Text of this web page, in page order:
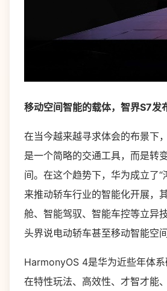
移动空间智能的载体，智界S7发
在当今越来越寻求体会的布景下
是一个简略的交通工具，而是转
间。在这个趋势下，华为成立了“
来推动轿车行业的智能化开展，
舱、智能驾驭、智能车控等立异
头界说电动轿车甚至移动智能空间
HarmonyOS 4是华为近些年体系
在特性玩法、高效性、才智才能